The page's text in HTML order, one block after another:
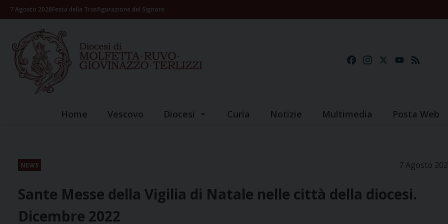
Skip7 Agosto 2026Festa della Trasfigurazione del Signore
FacebookInstagramYouTube
Home Vescovo Diocesi Curia Notizie Multimedia Posta Web
NEWS 7 Agosto
Sante Messe della Vigilia di Natale nelle città della diocesi.
Dicembre 2022